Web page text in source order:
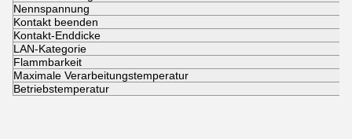
Nennspannung
Kontakt beenden
Kontakt-Enddicke
LAN-Kategorie
Flammbarkeit
Maximale Verarbeitungstemperatur
Betriebstemperatur